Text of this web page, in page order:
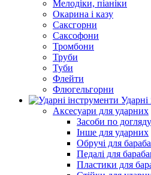
Мелодіки, піаніки
Окарина і казу
Саксгорни
Саксофони
Тромбони
Труби
Туби
Флейти
Флюгельгорни
Ударні
Аксесуари для ударних
Засоби по
Інше для ударних
Обручі для
Педалі для
Пластики для